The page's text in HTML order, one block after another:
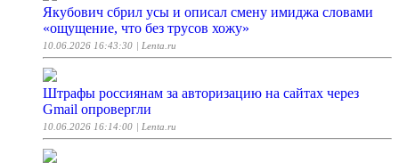
Якубович сбрил усы и описал смену имиджа словами
«ощущение, что без трусов хожу»
10.06.2026 16:43:30 | Lenta.ru
Штрафы россиянам за авторизацию на сайтах через
Gmail опровергли
10.06.2026 16:14:00 | Lenta.ru